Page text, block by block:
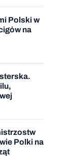
Polski w
na
Polki na